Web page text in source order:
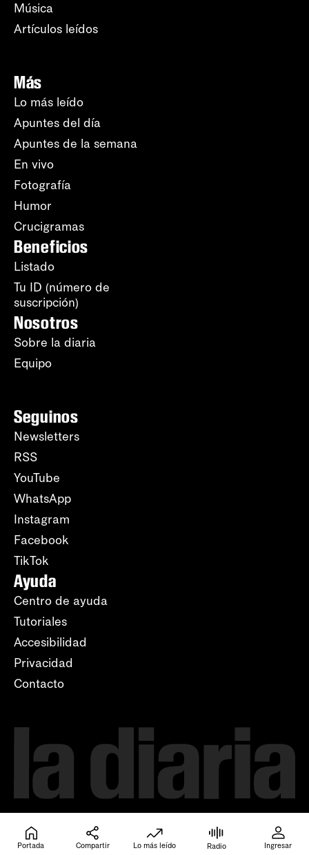
Música
Artículos leídos
Más
Lo más leído
Apuntes del día
Apuntes de la semana
En vivo
Fotografía
Humor
Crucigramas
Beneficios
Listado
Tu ID (número de
suscripción)
Nosotros
Sobre la diaria
Equipo
Seguinos
Newsletters
RSS
YouTube
WhatsApp
Instagram
Facebook
TikTok
Ayuda
Centro de ayuda
Tutoriales
Accesibilidad
Privacidad
Contacto
Portada Compartir Lo más leído Radio Ingresar